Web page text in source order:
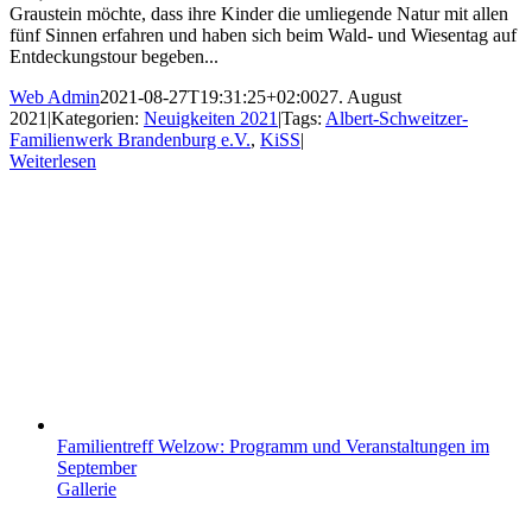
Graustein möchte, dass ihre Kinder die umliegende Natur mit allen
fünf Sinnen erfahren und haben sich beim Wald- und Wiesentag auf
Entdeckungstour begeben...
Web Admin2021-08-27T19:31:25+02:0027. August
2021|Kategorien: Neuigkeiten 2021|Tags: Albert-Schweitzer-
Familienwerk Brandenburg e.V., KiSS|
Weiterlesen
Familientreff Welzow: Programm und Veranstaltungen im
September
Gallerie